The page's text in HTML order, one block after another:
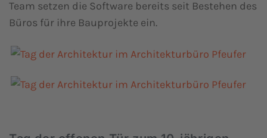
Team setzen die Software bereits seit Bestehen des
Büros für ihre Bauprojekte ein.